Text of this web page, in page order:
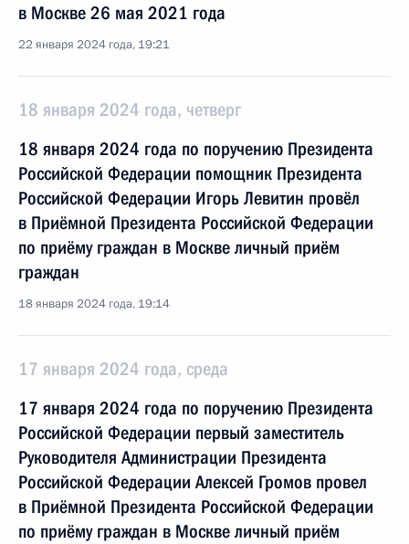
в Москве 26 мая 2021 года
22 января 2024 года, 19:21
18 января 2024 года, четверг
18 января 2024 года по поручению Президента
Российской Федерации помощник Президента
Российской Федерации Игорь Левитин провёл
в Приёмной Президента Российской Федерации
по приёму граждан в Москве личный приём
граждан
18 января 2024 года, 19:14
17 января 2024 года, среда
17 января 2024 года по поручению Президента
Российской Федерации первый заместитель
Руководителя Администрации Президента
Российской Федерации Алексей Громов провел
в Приёмной Президента Российской Федерации
по приёму граждан в Москве личный приём